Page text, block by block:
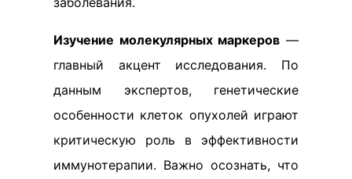
Изучение молекулярных маркеров —
главный акцент исследования. По
данным экспертов, генетические
особенности клеток опухолей играют
критическую роль в эффективности
иммунотерапии. Важно осознать, что